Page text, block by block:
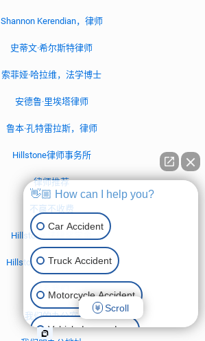
Shannon Kerendian，律师
史蒂文·希尔斯特律师
索菲娅·哈拉维，法学博士
安德鲁·里埃塔律师
鲁本·孔特雷拉斯，律师
Hillstone律师事务所
律师推荐
不赢不收费
Hillstone 法律奖学金
Hillstone Law 社交媒体
联系我们
我们的办公室
👋🏼 How can I help you?
Car Accident
Truck Accident
Motorcycle Accident
Vehicle Lemon Law
Scroll